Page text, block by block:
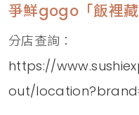
爭鮮gogo「飯裡藏
分店查詢：
https://
out/